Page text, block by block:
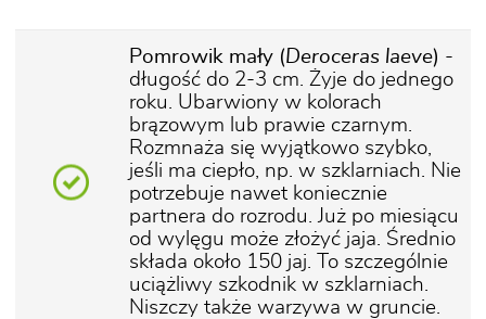
Pomrowik mały (Deroceras laeve) -
długość do 2-3 cm. Żyje do jednego
roku. Ubarwiony w kolorach
brązowym lub prawie czarnym.
Rozmnaża się wyjątkowo szybko,
jeśli ma ciepło, np. w szklarniach. Nie
potrzebuje nawet koniecznie
partnera do rozrodu. Już po miesiącu
od wylęgu może złożyć jaja. Średnio
składa około 150 jaj. To szczególnie
uciążliwy szkodnik w szklarniach.
Niszczy także warzywa w gruncie.